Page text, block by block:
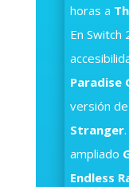
horas a
En Switch
Paradise
versión de
Stranger
ampliado
Endless